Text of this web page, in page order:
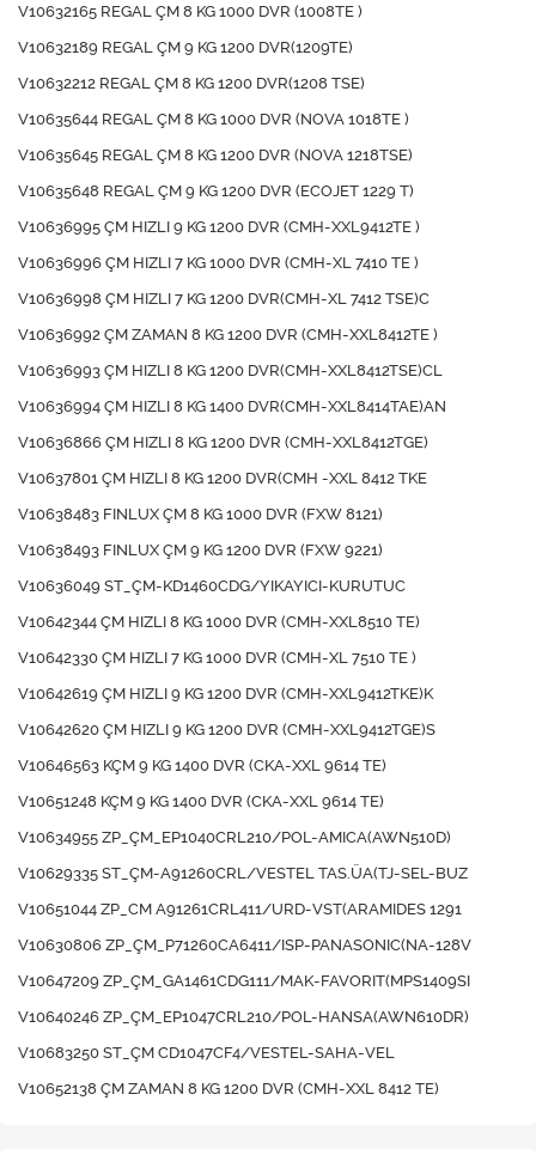
V10632165 REGAL ÇM 8 KG 1000 DVR (1008TE )
V10632189 REGAL ÇM 9 KG 1200 DVR(1209TE)
V10632212 REGAL ÇM 8 KG 1200 DVR(1208 TSE)
V10635644 REGAL ÇM 8 KG 1000 DVR (NOVA 1018TE )
V10635645 REGAL ÇM 8 KG 1200 DVR (NOVA 1218TSE)
V10635648 REGAL ÇM 9 KG 1200 DVR (ECOJET 1229 T)
V10636995 ÇM HIZLI 9 KG 1200 DVR (CMH-XXL9412TE )
V10636996 ÇM HIZLI 7 KG 1000 DVR (CMH-XL 7410 TE )
V10636998 ÇM HIZLI 7 KG 1200 DVR(CMH-XL 7412 TSE)C
V10636992 ÇM ZAMAN 8 KG 1200 DVR (CMH-XXL8412TE )
V10636993 ÇM HIZLI 8 KG 1200 DVR(CMH-XXL8412TSE)CL
V10636994 ÇM HIZLI 8 KG 1400 DVR(CMH-XXL8414TAE)AN
V10636866 ÇM HIZLI 8 KG 1200 DVR (CMH-XXL8412TGE)
V10637801 ÇM HIZLI 8 KG 1200 DVR(CMH -XXL 8412 TKE
V10638483 FINLUX ÇM 8 KG 1000 DVR (FXW 8121)
V10638493 FINLUX ÇM 9 KG 1200 DVR (FXW 9221)
V10636049 ST_ÇM-KD1460CDG/YIKAYICI-KURUTUC
V10642344 ÇM HIZLI 8 KG 1000 DVR (CMH-XXL8510 TE)
V10642330 ÇM HIZLI 7 KG 1000 DVR (CMH-XL 7510 TE )
V10642619 ÇM HIZLI 9 KG 1200 DVR (CMH-XXL9412TKE)K
V10642620 ÇM HIZLI 9 KG 1200 DVR (CMH-XXL9412TGE)S
V10646563 KÇM 9 KG 1400 DVR (CKA-XXL 9614 TE)
V10651248 KÇM 9 KG 1400 DVR (CKA-XXL 9614 TE)
V10634955 ZP_ÇM_EP1040CRL210/POL-AMICA(AWN510D)
V10629335 ST_ÇM-A91260CRL/VESTEL TAS.ÜA(TJ-SEL-BUZ
V10651044 ZP_CM A91261CRL411/URD-VST(ARAMIDES 1291
V10630806 ZP_ÇM_P71260CA6411/ISP-PANASONIC(NA-128V
V10647209 ZP_ÇM_GA1461CDG111/MAK-FAVORIT(MPS1409SI
V10640246 ZP_ÇM_EP1047CRL210/POL-HANSA(AWN610DR)
V10683250 ST_ÇM CD1047CF4/VESTEL-SAHA-VEL
V10652138 ÇM ZAMAN 8 KG 1200 DVR (CMH-XXL 8412 TE)